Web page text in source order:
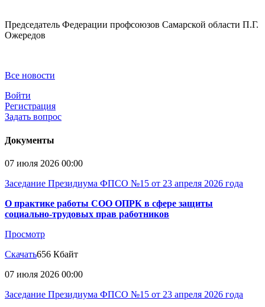
Председатель Федерации профсоюзов Самарской области П.Г.
Ожередов
Все новости
Войти
Регистрация
Задать вопрос
Документы
07 июля 2026 00:00
Заседание Президиума ФПСО №15 от 23 апреля 2026 года
О практике работы СОО ОПРК в сфере защиты
социально-трудовых прав работников
Просмотр
Скачать656 Кбайт
07 июля 2026 00:00
Заседание Президиума ФПСО №15 от 23 апреля 2026 года